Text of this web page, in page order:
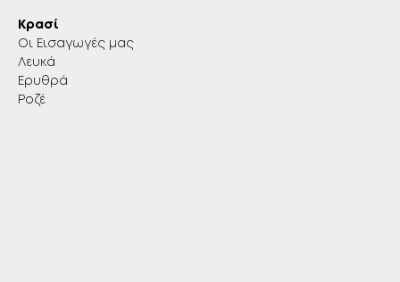
Κρασί
Οι Εισαγωγές μας
Λευκά
Ερυθρά
Ροζέ